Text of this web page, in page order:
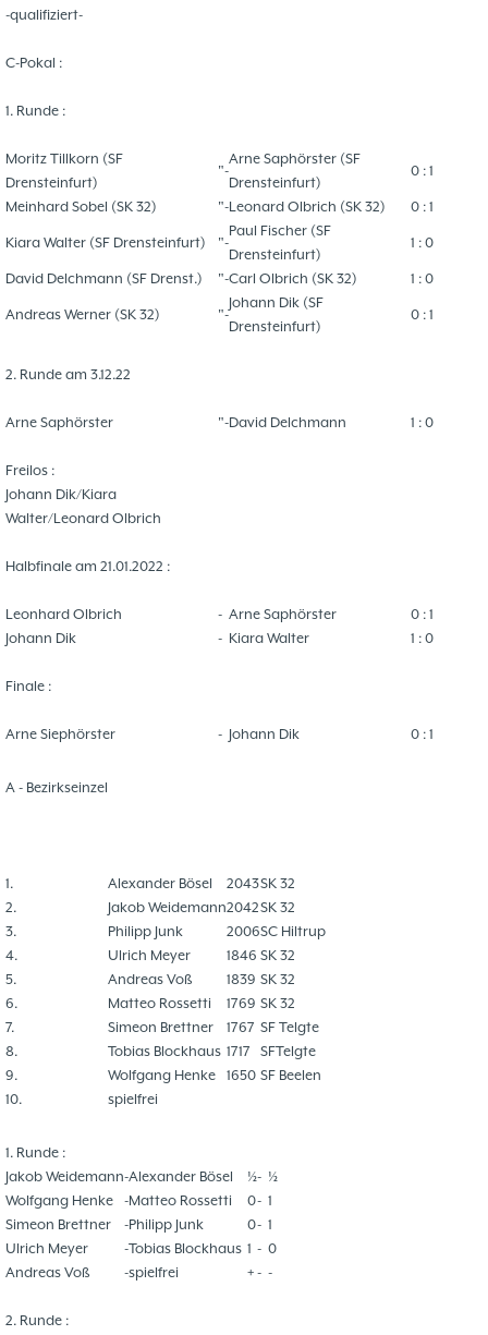
-qualifiziert-
C-Pokal :
1. Runde :
Moritz Tillkorn (SF
Drensteinfurt)
"-
Arne Saphörster (SF
Drensteinfurt)
0 : 1
Meinhard Sobel (SK 32) "-Leonard Olbrich (SK 32) 0 : 1
Kiara Walter (SF Drensteinfurt) "-
Paul Fischer (SF
Drensteinfurt)
1 : 0
David Delchmann (SF Drenst.) "-Carl Olbrich (SK 32) 1 : 0
Andreas Werner (SK 32) "-
Johann Dik (SF
Drensteinfurt)
0 : 1
2. Runde am 3.12.22
Arne Saphörster "-David Delchmann 1 : 0
Freilos :
Johann Dik/Kiara
Walter/Leonard Olbrich
Halbfinale am 21.01.2022 :
Leonhard Olbrich - Arne Saphörster
0 : 1
Johann Dik
- Kiara Walter 1 : 0
Finale :
Arne Siephörster - Johann Dik 0 : 1
A - Bezirkseinzel
1. Alexander Bösel 2043SK 32
2.
Jakob Weidemann2042SK 32
3.
Philipp Junk 2006SC Hiltrup
4.
Ulrich Meyer 1846 SK 32
5.
Andreas Voß 1839 SK 32
6.
Matteo Rossetti 1769 SK 32
7.
Simeon Brettner 1767 SF Telgte
8.
Tobias Blockhaus 1717
SFTelgte
9.
Wolfgang Henke 1650 SF Beelen
10.
spielfrei
1. Runde :
Jakob Weidemann-Alexander Bösel ½- ½
Wolfgang Henke
-Matteo Rossetti 0- 1
Simeon Brettner
-Philipp Junk 0- 1
Ulrich Meyer
-Tobias Blockhaus 1 - 0
Andreas Voß
-spielfrei + - -
2. Runde :